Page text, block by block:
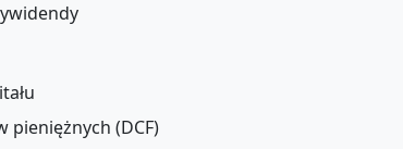
pieniężnych (DCF)